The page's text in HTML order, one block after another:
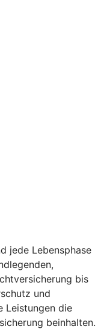
jede Lebensphase
bis
und
Leistungen die
beinhalten.